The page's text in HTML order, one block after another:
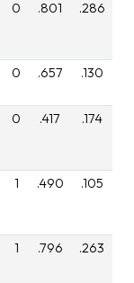
0 .801 .286
0 .657 .130
0 .417 .174
1 .490 .105
1 .796 .263